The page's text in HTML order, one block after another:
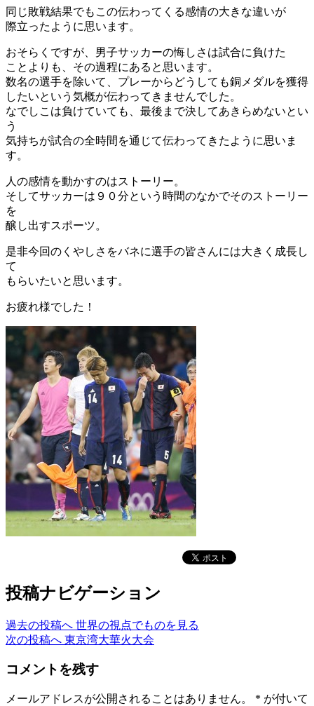
同じ敗戦結果でもこの伝わってくる感情の大きな違いが
際立ったように思います。
おそらくですが、男子サッカーの悔しさは試合に負けた
ことよりも、その過程にあると思います。
数名の選手を除いて、プレーからどうしても銅メダルを獲得
したいという気概が伝わってきませんでした。
なでしこは負けていても、最後まで決してあきらめないとい
う
気持ちが試合の全時間を通じて伝わってきたように思いま
す。
人の感情を動かすのはストーリー。
そしてサッカーは９０分という時間のなかでそのストーリー
を
醸し出すスポーツ。
是非今回のくやしさをバネに選手の皆さんには大きく成長し
て
もらいたいと思います。
お疲れ様でした！
投稿ナビゲーション
過去の投稿へ 世界の視点でものを見る
次の投稿へ 東京湾大華火大会
コメントを残す
メールアドレスが公開されることはありません。 * が付いて